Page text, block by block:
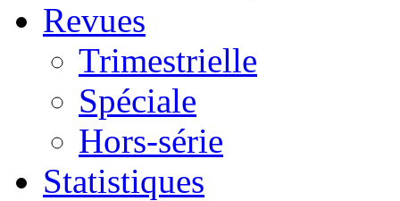
Revues
Trimestrielle
Spéciale
Hors-série
Statistiques